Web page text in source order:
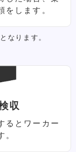
をします。
なります。
収
ると ワーカー
。